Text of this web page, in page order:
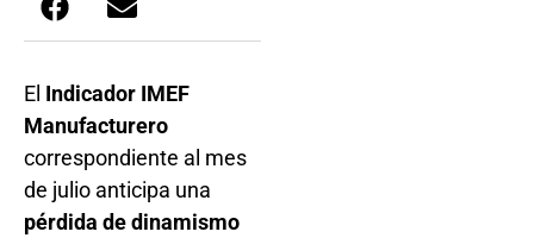
El Indicador IMEF
Manufacturero
correspondiente al mes
de julio anticipa una
pérdida de dinamismo